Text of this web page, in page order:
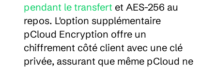
pendant le transfert et AES-256 au
repos. L'option supplémentaire
pCloud Encryption offre un
chiffrement côté client avec une clé
privée, assurant que même pCloud ne